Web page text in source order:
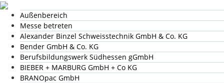
Außenbereich
Messe betreten
Alexander Binzel Schweisstechnik GmbH & Co. KG
Bender GmbH & Co. KG
Berufsbildungswerk Südhessen gGmbH
BIEBER + MARBURG GmbH + Co KG
BRANOpac GmbH